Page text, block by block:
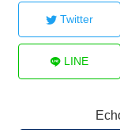
Twitter
LINE